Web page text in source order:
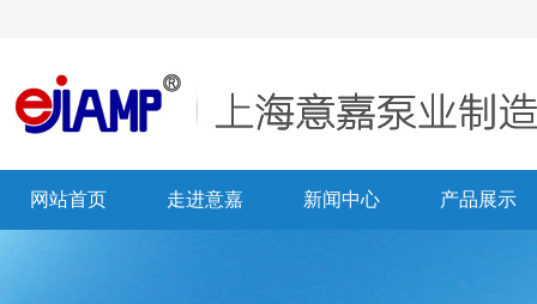
网站首页 走进意嘉 新闻中心 产品展示